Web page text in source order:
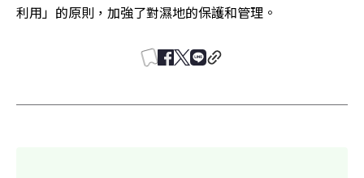
利用」的原則，加強了對濕地的保護和管理。